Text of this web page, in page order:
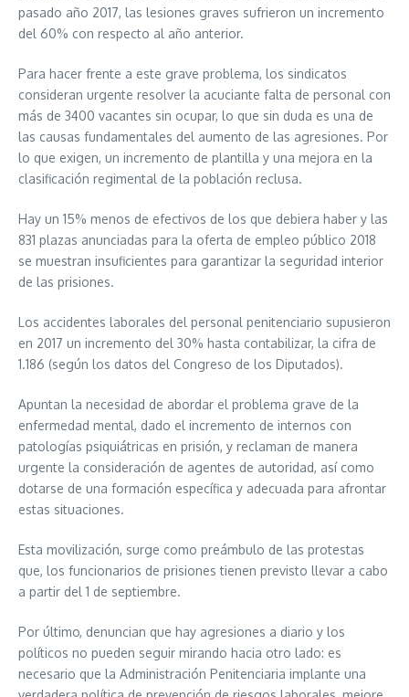
pasado año 2017, las lesiones graves sufrieron un incremento
del 60% con respecto al año anterior.
Para hacer frente a este grave problema, los sindicatos
consideran urgente resolver la acuciante falta de personal con
más de 3400 vacantes sin ocupar, lo que sin duda es una de
las causas fundamentales del aumento de las agresiones. Por
lo que exigen, un incremento de plantilla y una mejora en la
clasificación regimental de la población reclusa.
Hay un 15% menos de efectivos de los que debiera haber y las
831 plazas anunciadas para la oferta de empleo público 2018
se muestran insuficientes para garantizar la seguridad interior
de las prisiones.
Los accidentes laborales del personal penitenciario supusieron
en 2017 un incremento del 30% hasta contabilizar, la cifra de
1.186 (según los datos del Congreso de los Diputados).
Apuntan la necesidad de abordar el problema grave de la
enfermedad mental, dado el incremento de internos con
patologías psiquiátricas en prisión, y reclaman de manera
urgente la consideración de agentes de autoridad, así como
dotarse de una formación específica y adecuada para afrontar
estas situaciones.
Esta movilización, surge como preámbulo de las protestas
que, los funcionarios de prisiones tienen previsto llevar a cabo
a partir del 1 de septiembre.
Por último, denuncian que hay agresiones a diario y los
políticos no pueden seguir mirando hacia otro lado: es
necesario que la Administración Penitenciaria implante una